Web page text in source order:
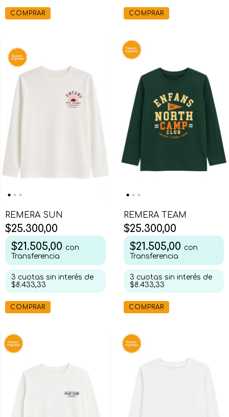
COMPRAR COMPRAR
REMERA SUN
$25.300,00
$21.505,00 con
Transferencia
3 cuotas sin interés de
$8.433,33
COMPRAR
REMERA TEAM
$25.300,00
$21.505,00 con
Transferencia
3 cuotas sin interés de
$8.433,33
COMPRAR